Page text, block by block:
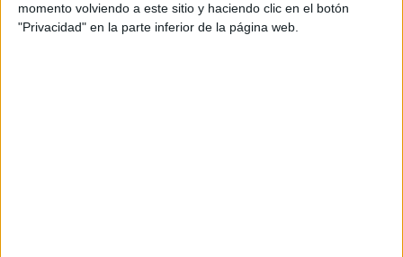
momento volviendo a este sitio y haciendo clic en el botón
"Privacidad" en la parte inferior de la página web.